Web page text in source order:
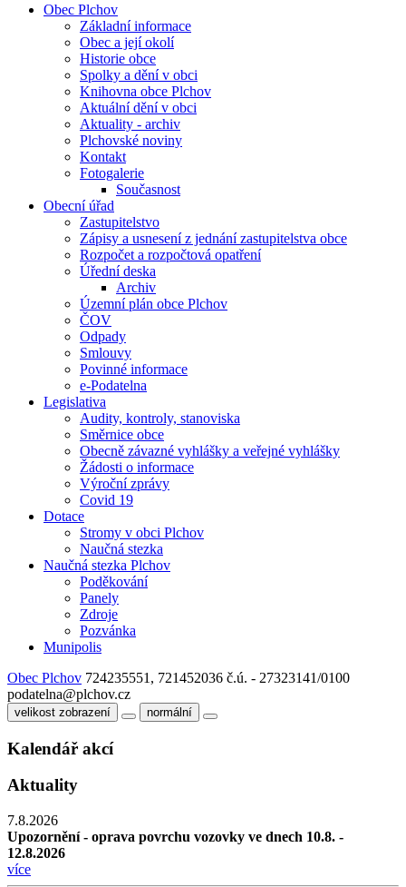
Obec Plchov
Základní informace
Obec a její okolí
Historie obce
Spolky a dění v obci
Knihovna obce Plchov
Aktuální dění v obci
Aktuality - archiv
Plchovské noviny
Kontakt
Fotogalerie
Současnost
Obecní úřad
Zastupitelstvo
Zápisy a usnesení z jednání zastupitelstva obce
Rozpočet a rozpočtová opatření
Úřední deska
Archiv
Územní plán obce Plchov
ČOV
Odpady
Smlouvy
Povinné informace
e-Podatelna
Legislativa
Audity, kontroly, stanoviska
Směrnice obce
Obecně závazné vyhlášky a veřejné vyhlášky
Žádosti o informace
Výroční zprávy
Covid 19
Dotace
Stromy v obci Plchov
Naučná stezka
Naučná stezka Plchov
Poděkování
Panely
Zdroje
Pozvánka
Munipolis
Obec Plchov 724235551, 721452036 č.ú. - 27323141/0100
podatelna@plchov.cz
velikost zobrazení normální
Kalendář akcí
Aktuality
7.8.2026
Upozornění - oprava povrchu vozovky ve dnech 10.8. -
12.8.2026
více